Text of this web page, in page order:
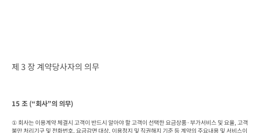
제 3 장 계약당사자의 의무
15 조 (“회사”의 의무)
① 회사는 이용계약 체결시 고객이 반드시 알아야 할 고객이 선택한 요금상품·부가서비스 및 요율, 고객
불만 처리기구 및 전화번호, 요금감면 대상, 이용정지 및 직권해지 기준 등 계약의 주요내용 및 서비스이